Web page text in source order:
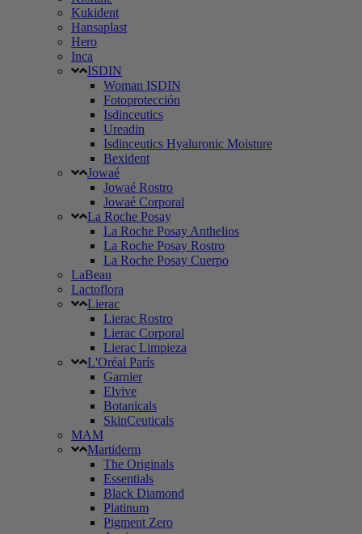
Kukident
Hansaplast
Hero
Inca
ISDIN
Woman ISDIN
Fotoprotección
Isdinceutics
Ureadin
Isdinceutics Hyaluronic Moisture
Bexident
Jowaé
Jowaé Rostro
Jowaé Corporal
La Roche Posay
La Roche Posay Anthelios
La Roche Posay Rostro
La Roche Posay Cuerpo
LaBeau
Lactoflora
Lierac
Lierac Rostro
Lierac Corporal
Lierac Limpieza
L'Oréal París
Garnier
Elvive
Botanicals
SkinCeuticals
MAM
Martiderm
The Originals
Essentials
Black Diamond
Platinum
Pigment Zero